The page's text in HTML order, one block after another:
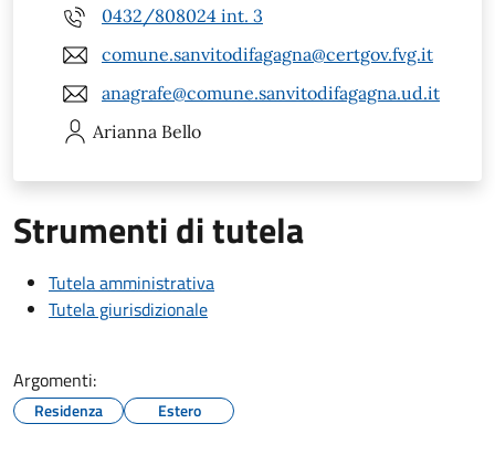
0432/808024 int. 3
comune.sanvitodifagagna@certgov.fvg.it
anagrafe@comune.sanvitodifagagna.ud.it
Arianna Bello
Strumenti di tutela
Tutela amministrativa
Tutela giurisdizionale
Argomenti:
Residenza Estero